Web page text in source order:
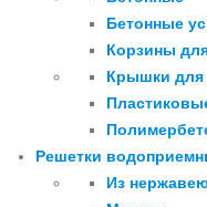
Бетонные
Корзины
Крышки для
Решетки
Из